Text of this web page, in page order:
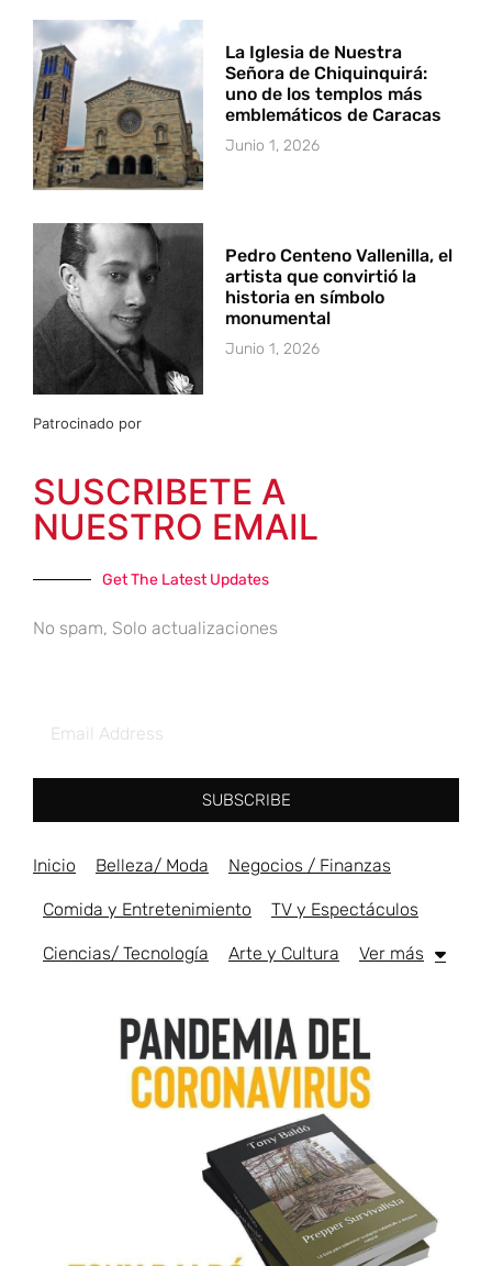
La Iglesia de Nuestra
Señora de Chiquinquirá:
uno de los templos más
emblemáticos de Caracas
Junio 1, 2026
Pedro Centeno Vallenilla, el
artista que convirtió la
historia en símbolo
monumental
Junio 1, 2026
Patrocinado por
SUSCRIBETE A
NUESTRO EMAIL
Get The Latest Updates
No spam, Solo actualizaciones
SUBSCRIBE
Inicio Belleza/ Moda Negocios / Finanzas
Comida y Entretenimiento TV y Espectáculos
Ciencias/ Tecnología Arte y Cultura Ver más